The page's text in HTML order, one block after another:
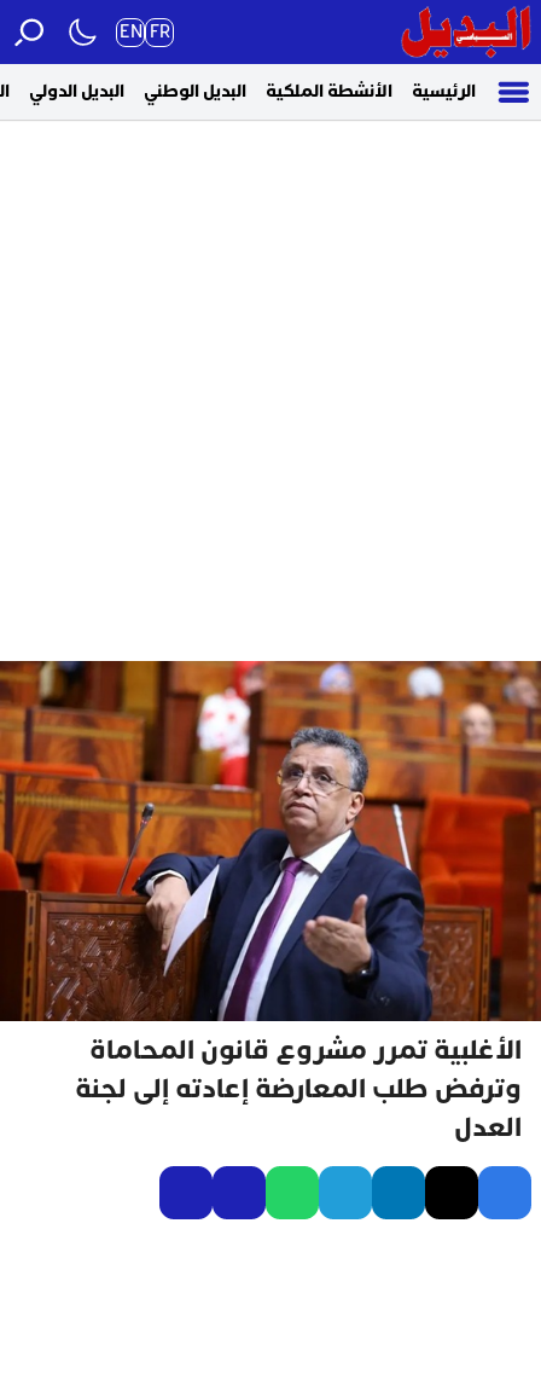
FR
EN
الرئيسية الأنشطة الملكية البديل الوطني البديل الدولي
الأغلبية تمرر مشروع قانون المحاماة
وترفض طلب المعارضة إعادته إلى لجنة
العدل